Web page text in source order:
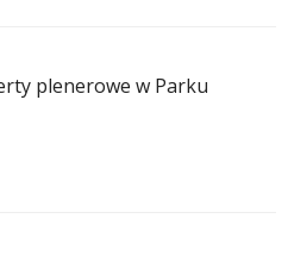
plenerowe w Parku